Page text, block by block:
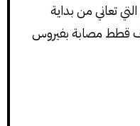
القطط (تقريباً 80%) التي تعاني من بداية
قطط مصابة بفيروس